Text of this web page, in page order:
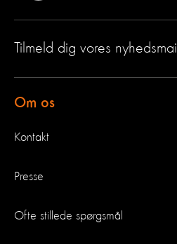
Tilmeld dig vores nyhedsmail
Om os
Kontakt
Presse
Ofte stillede spørgsmål